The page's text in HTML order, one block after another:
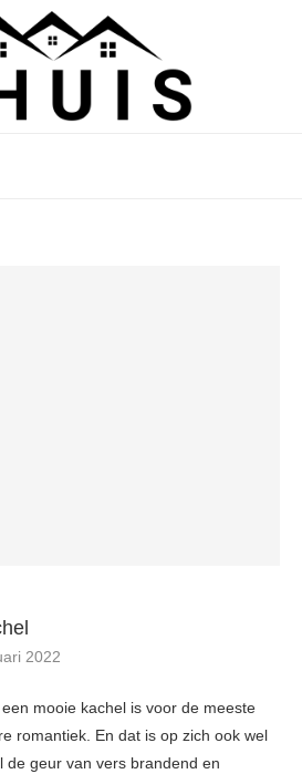
2022
mooie kachel is voor de meeste
romantiek. En dat is op zich ook wel
de geur van vers brandend en